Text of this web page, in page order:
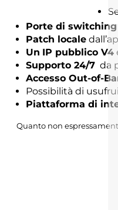
Porte di switching
Patch locale
Un IP pubblico V4
Supporto 24/7 da
Accesso Out-of-
Possibilità di
Piattaforma di
Quanto non